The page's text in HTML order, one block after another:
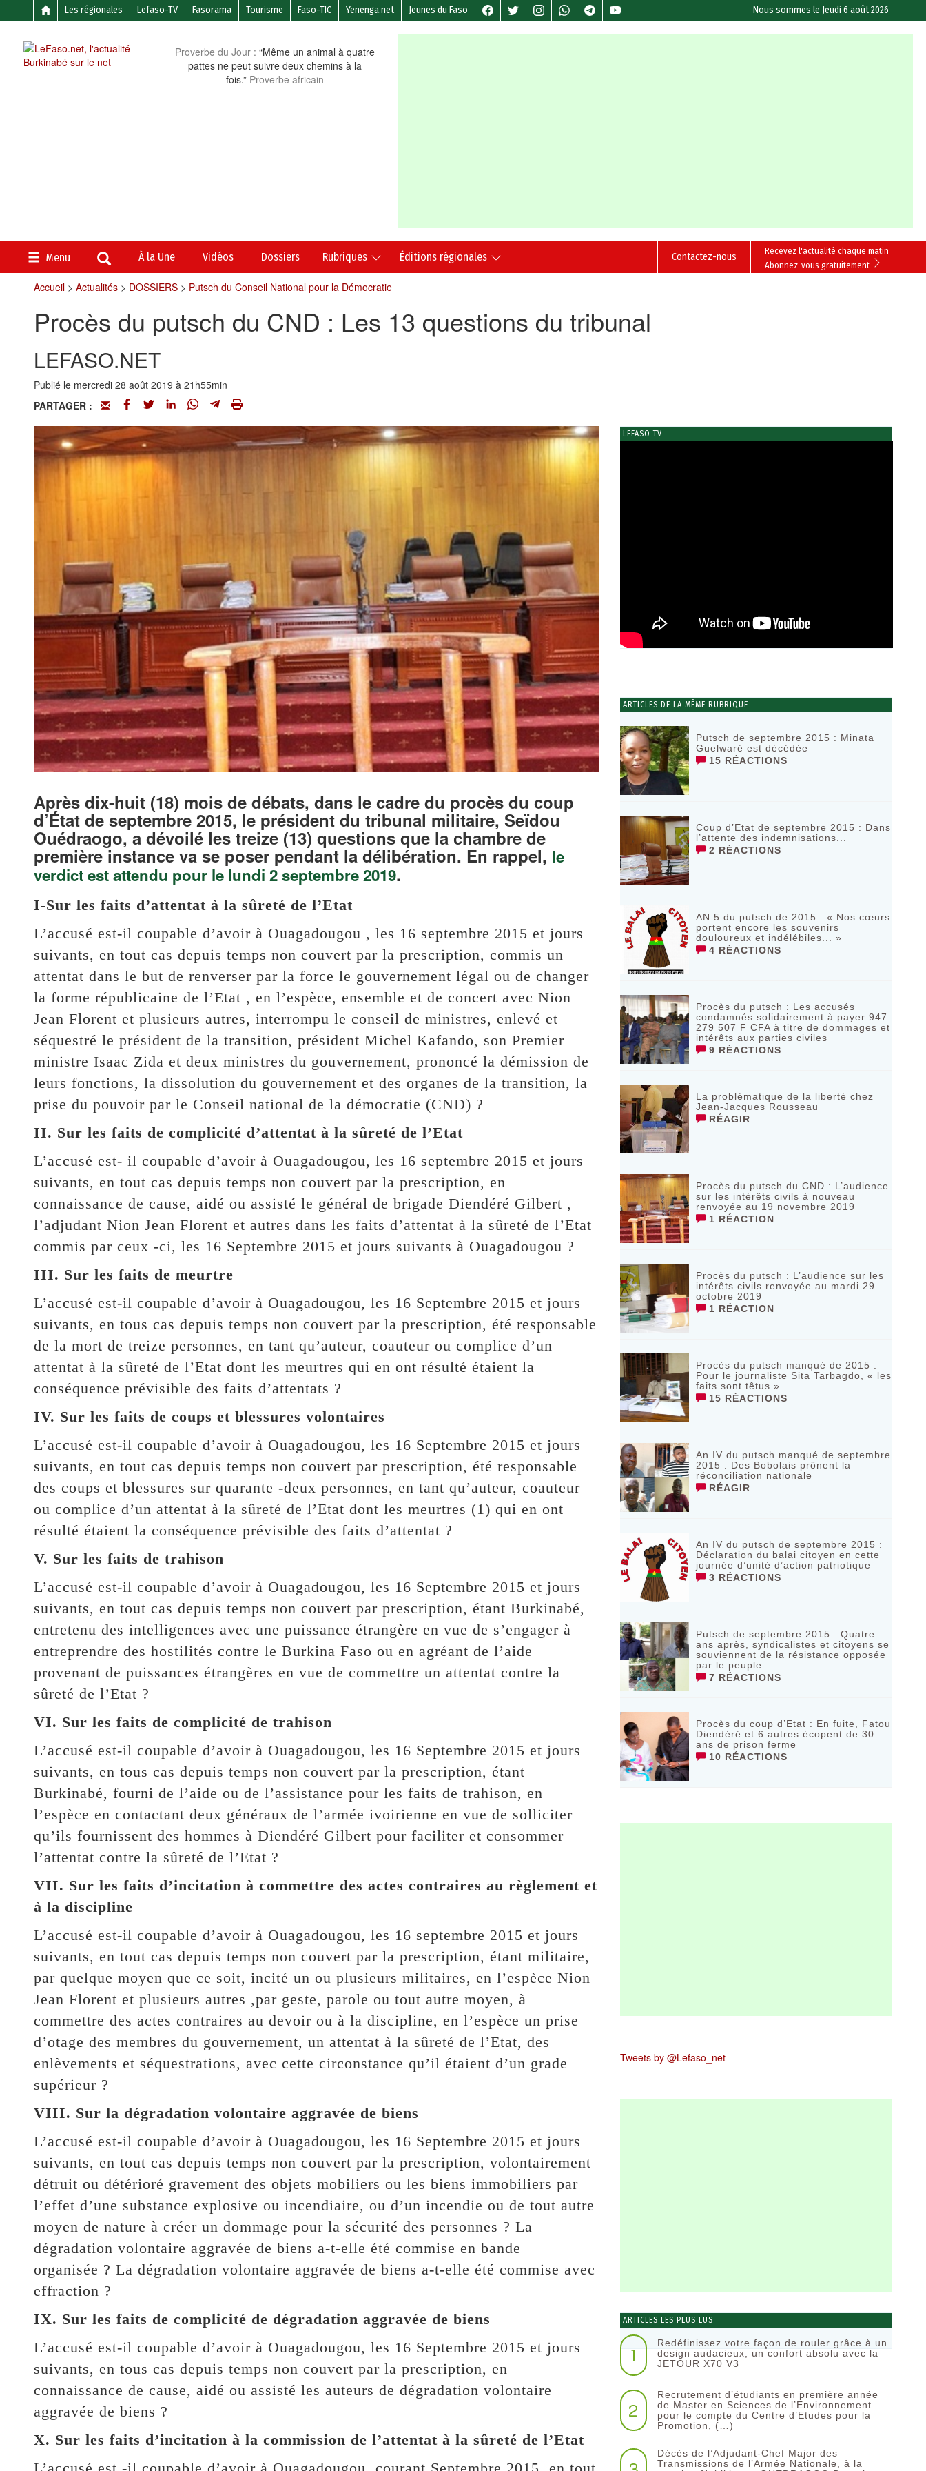
Les régionales Lefaso-TV Fasorama Tourisme Faso-TIC Yenenga.net Jeunes du Faso Nous sommes le Jeudi 6 août 2026
Proverbe du Jour : “Même un animal à quatre
pattes ne peut suivre deux chemins à la
fois.” Proverbe africain
Menu À la Une Vidéos Dossiers Rubriques Éditions régionales
Recevez l'actualité chaque matin
Abonnez-vous gratuitement
Contactez-nous
Accueil> Actualités> DOSSIERS> Putsch du Conseil National pour la Démocratie
Procès du putsch du CND : Les 13 questions du tribunal
LEFASO.NET
Publié le mercredi 28 août 2019 à 21h55min
PARTAGER :
Après dix-huit (18) mois de débats, dans le cadre du procès du coup
d’État de septembre 2015, le président du tribunal militaire, Seïdou
Ouédraogo, a dévoilé les treize (13) questions que la chambre de
première instance va se poser pendant la délibération. En rappel, le
verdict est attendu pour le lundi 2 septembre 2019.
I-Sur les faits d’attentat à la sûreté de l’Etat
L’accusé est-il coupable d’avoir à Ouagadougou , les 16 septembre 2015 et jours
suivants, en tout cas depuis temps non couvert par la prescription, commis un
attentat dans le but de renverser par la force le gouvernement légal ou de changer
la forme républicaine de l’Etat , en l’espèce, ensemble et de concert avec Nion
Jean Florent et plusieurs autres, interrompu le conseil de ministres, enlevé et
séquestré le président de la transition, président Michel Kafando, son Premier
ministre Isaac Zida et deux ministres du gouvernement, prononcé la démission de
leurs fonctions, la dissolution du gouvernement et des organes de la transition, la
prise du pouvoir par le Conseil national de la démocratie (CND) ?
II. Sur les faits de complicité d’attentat à la sûreté de l’Etat
L’accusé est- il coupable d’avoir à Ouagadougou, les 16 septembre 2015 et jours
suivants, en tout cas depuis temps non couvert par la prescription, en
connaissance de cause, aidé ou assisté le général de brigade Diendéré Gilbert ,
l’adjudant Nion Jean Florent et autres dans les faits d’attentat à la sûreté de l’Etat
commis par ceux -ci, les 16 Septembre 2015 et jours suivants à Ouagadougou ?
III. Sur les faits de meurtre
L’accusé est-il coupable d’avoir à Ouagadougou, les 16 Septembre 2015 et jours
suivants, en tous cas depuis temps non couvert par la prescription, été responsable
de la mort de treize personnes, en tant qu’auteur, coauteur ou complice d’un
attentat à la sûreté de l’Etat dont les meurtres qui en ont résulté étaient la
conséquence prévisible des faits d’attentats ?
IV. Sur les faits de coups et blessures volontaires
L’accusé est-il coupable d’avoir à Ouagadougou, les 16 Septembre 2015 et jours
suivants, en tout cas depuis temps non couvert par prescription, été responsable
des coups et blessures sur quarante -deux personnes, en tant qu’auteur, coauteur
ou complice d’un attentat à la sûreté de l’Etat dont les meurtres (1) qui en ont
résulté étaient la conséquence prévisible des faits d’attentat ?
V. Sur les faits de trahison
L’accusé est-il coupable d’avoir à Ouagadougou, les 16 Septembre 2015 et jours
suivants, en tout cas depuis temps non couvert par prescription, étant Burkinabé,
entretenu des intelligences avec une puissance étrangère en vue de s’engager à
entreprendre des hostilités contre le Burkina Faso ou en agréant de l’aide
provenant de puissances étrangères en vue de commettre un attentat contre la
sûreté de l’Etat ?
VI. Sur les faits de complicité de trahison
L’accusé est-il coupable d’avoir à Ouagadougou, les 16 Septembre 2015 et jours
suivants, en tous cas depuis temps non couvert par la prescription, étant
Burkinabé, fourni de l’aide ou de l’assistance pour les faits de trahison, en
l’espèce en contactant deux généraux de l’armée ivoirienne en vue de solliciter
qu’ils fournissent des hommes à Diendéré Gilbert pour faciliter et consommer
l’attentat contre la sûreté de l’Etat ?
VII. Sur les faits d’incitation à commettre des actes contraires au règlement et
à la discipline
L’accusé est-il coupable d’avoir à Ouagadougou, les 16 septembre 2015 et jours
suivants, en tout cas depuis temps non couvert par la prescription, étant militaire,
par quelque moyen que ce soit, incité un ou plusieurs militaires, en l’espèce Nion
Jean Florent et plusieurs autres ,par geste, parole ou tout autre moyen, à
commettre des actes contraires au devoir ou à la discipline, en l’espèce un prise
d’otage des membres du gouvernement, un attentat à la sûreté de l’Etat, des
enlèvements et séquestrations, avec cette circonstance qu’il étaient d’un grade
supérieur ?
VIII. Sur la dégradation volontaire aggravée de biens
L’accusé est-il coupable d’avoir à Ouagadougou, les 16 Septembre 2015 et jours
suivants, en tout cas depuis temps non couvert par la prescription, volontairement
détruit ou détérioré gravement des objets mobiliers ou les biens immobiliers par
l’effet d’une substance explosive ou incendiaire, ou d’un incendie ou de tout autre
moyen de nature à créer un dommage pour la sécurité des personnes ? La
dégradation volontaire aggravée de biens a-t-elle été commise en bande
organisée ? La dégradation volontaire aggravée de biens a-t-elle été commise avec
effraction ?
IX. Sur les faits de complicité de dégradation aggravée de biens
L’accusé est-il coupable d’avoir à Ouagadougou, les 16 Septembre 2015 et jours
suivants, en tous cas depuis temps non couvert par la prescription, en
connaissance de cause, aidé ou assisté les auteurs de dégradation volontaire
aggravée de biens ?
X. Sur les faits d’incitation à la commission de l’attentat à la sûreté de l’Etat
LEFASO TV
ARTICLES DE LA MÊME RUBRIQUE
Putsch de septembre 2015 : Minata
Guelwaré est décédée
15 RÉACTIONS
Coup d’Etat de septembre 2015 : Dans
l’attente des indemnisations...
2 RÉACTIONS
AN 5 du putsch de 2015 : « Nos cœurs
portent encore les souvenirs
douloureux et indélébiles... »
4 RÉACTIONS
Procès du putsch : Les accusés
condamnés solidairement à payer 947
279 507 F CFA à titre de dommages et
intérêts aux parties civiles
9 RÉACTIONS
La problématique de la liberté chez
Jean-Jacques Rousseau
RÉAGIR
Procès du putsch du CND : L’audience
sur les intérêts civils à nouveau
renvoyée au 19 novembre 2019
1 RÉACTION
Procès du putsch : L’audience sur les
intérêts civils renvoyée au mardi 29
octobre 2019
1 RÉACTION
Procès du putsch manqué de 2015 :
Pour le journaliste Sita Tarbagdo, « les
faits sont têtus »
15 RÉACTIONS
An IV du putsch manqué de septembre
2015 : Des Bobolais prônent la
réconciliation nationale
RÉAGIR
An IV du putsch de septembre 2015 :
Déclaration du balai citoyen en cette
journée d’unité d’action patriotique
3 RÉACTIONS
Putsch de septembre 2015 : Quatre
ans après, syndicalistes et citoyens se
souviennent de la résistance opposée
par le peuple
7 RÉACTIONS
Procès du coup d’Etat : En fuite, Fatou
Diendéré et 6 autres écopent de 30
ans de prison ferme
10 RÉACTIONS
Tweets by @Lefaso_net
ARTICLES LES PLUS LUS
1
Redéfinissez votre façon de rouler grâce à un
design audacieux, un confort absolu avec la
JETOUR X70 V3
2
Recrutement d’étudiants en première année
de Master en Sciences de l’Environnement
pour le compte du Centre d’Etudes pour la
Promotion, (…)
Décès de l’Adjudant-Chef Major des
Transmissions de l’Armée Nationale, à la